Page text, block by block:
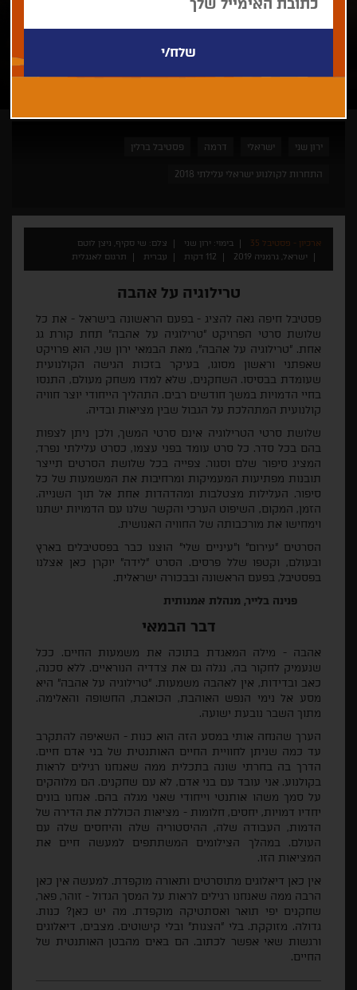
ירון שני ישראלי דרמה פסטיבל ברלין
התחרות לקולנוע ישראלי עלילתי 2018
ארכיון - פסטיבל 35 בימוי: ירון שני
צלם: שי סקיף, ניצן לוטם
ישראל, גרמניה 2019
112 דקות עברית תרגום לאנגלית
טרילוגיה על אהבה
פסטיבל חיפה גאה להציג - בפעם הראשונה בישראל- את כל
שלושת סרטי הפרויקט"טרילוגיה על אהבה" תחת קורת גג
אחת. "טרילוגיה על אהבה", מאת הבמאי ירון שני, הוא פרויקט
שאפתני וראשון מסוגו, בעיקר בזכות הגישה הקולנועית
שעומדת בבסיסו. השחקנים, שלא למדו משחק מעולם, התנסו
בחיי הדמויות במשך חודשים רבים. התהליך הייחודי יוצר חוויה
קולנועית המתהלכת על הגבול שבין מציאות ובדיה.
שלושת סרטי הטרילוגיה אינם סרטי המשך, ולכן ניתן לצפות
בהם בכל סדר. כל סרט עומד בפני עצמו, כסרט עלילתי נפרד,
המציג סיפור שלם וסגור. צפייה בכל שלושת הסרטים תייצר
תובנות מפתיעות המעמיקות ומרחיבות את המשמעות של כל
סיפור. העלילות מצטלבות ומהדהדות אחת אל תוך השנייה.
הזמן, המקום, השיפוט הערכי והקשר שלנו עם הדמויות ישתנו
וימחישו את מורכבותה של החוויה האנושית.
הסרטים"עירום" ו"עיניים שלי" הוצגו כבר בפסטיבלים בארץ
ובעולם, וקטפו שלל פרסים. הסרט "לידה" יוקרן כאן אצלנו
בפסטיבל, בפעם הראשונה ובבכורה ישראלית.
פנינה בלייר, מנהלת אמנותית
דבר הבמאי
אהבה- מילה המאגדת בתוכה את משמעות החיים. ככל
שנעמיק לחקור בה, נגלה גם את צדדיה הנוראיים. ללא סכנה,
כאב ובדידות, אין לאהבה משמעות. "טרילוגיה על אהבה" היא
מסע אל נימי הנפש האוהבת, הכואבת, החשופה והאלימה.
מתוך השבר נובעת ישועה.
הערך שהנחה אותי במסע הזה הוא כנות- השאיפה להתקרב
עד כמה שניתן לחוויית החיים האותנטית של בני אדם חיים.
הדרך בה בחרתי שונה בתכלית ממה שאנחנו רגילים לראות
בקולנוע. אני עובד עם בני אדם, לא עם שחקנים. הם מלוהקים
על סמך משהו אותנטי וייחודי שאני מגלה בהם. אנחנו בונים
יחדיו דמויות, יחסים,חלומות- מציאות הכוללת את הדירה של
הדמות, העבודה שלה, ההיסטוריה שלה והיחסים שלה עם
העולם. במהלך הצילומים המשתתפים
למעשה חיים את
המציאות הזו.
אין כאן דיאלוגים מתוסרטים ותאורה מוקפדת. למעשה אין כאן
הרבה ממה שאנחנו רגילים לראות על המסך הגדול - זוהר, פאר,
שחקנים יפי תואר ואסתטיקה מוקפדת. מה יש כאן? כנות.
גדולה. מזוקקת. בלי"הצגות" ובלי קישוטים. מצבים, דיאלוגים
ורגשות שאי אפשר לכתוב. הם באים מהבטן האותנטית של
החיים.